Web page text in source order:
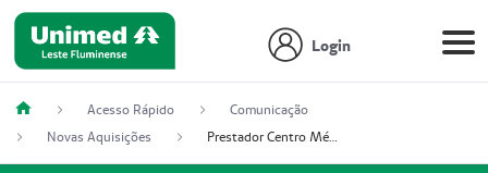
Login
Acesso Rápido
Comunicação
Novas Aquisições
Prestador Centro Médico Vitória Ltda, 51004350-4: Centro Médico Vitória Ltda (Nome Fantasia: Policlínica Master)